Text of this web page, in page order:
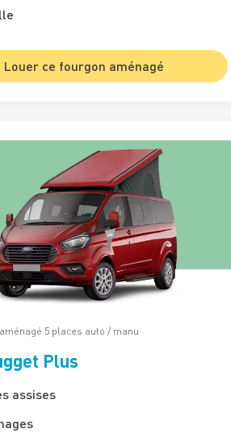
Louer ce fourgon aménagé
5 places auto / manu
Plus
assises